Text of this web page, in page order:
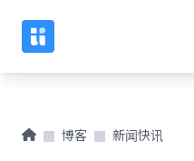
博客 新闻快讯